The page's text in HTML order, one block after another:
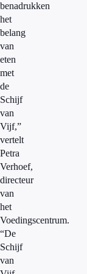
benadrukken
het
belang
van
eten
met
de
Schijf
van
Vijf,”
vertelt
Petra
Verhoef,
directeur
van
het
Voedingscentrum.
“De
Schijf
van